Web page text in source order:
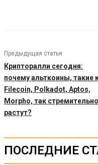
Предыдущая статья
Крипторалли сегодня:
почему альткоины, такие
Filecoin, Polkadot, Aptos,
Morpho, так стремительно
растут?
ПОСЛЕДНИЕ